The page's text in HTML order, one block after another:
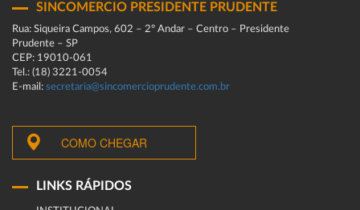
SINCOMERCIO PRESIDENTE PRUDENTE
Rua: Siqueira Campos, 602 – 2º Andar – Centro – Presidente
Prudente – SP
CEP: 19010-061
Tel.: (18) 3221-0054
E-mail: secretaria@sincomercioprudente.com.br
COMO CHEGAR
LINKS RÁPIDOS